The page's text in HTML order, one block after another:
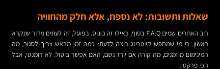
שאלות ותשובות: לא נספח, אלא חלק מהחוויה
רוב האתרים שמים F.A.Q בסוף, כאילו זה בונוס. בפועל, זה לעתים מדור שנקרא
ראשון. כי מי שמחפש קייטרינג רוצה לדעת: כמה זמן מראש צריך לסגור, מה
המינימום מוזמנים, מה קורה אם יורד גשם, האם אפשר ביטול. לא רומנטי, אבל
הכי פרקטי.